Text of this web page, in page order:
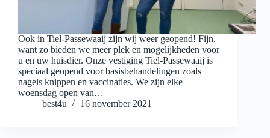
Ook in Tiel-Passewaaij zijn wij weer geopend! Fijn,
want zo bieden we meer plek en mogelijkheden voor
u en uw huisdier. Onze vestiging Tiel-Passewaaij is
speciaal geopend voor basisbehandelingen zoals
nagels knippen en vaccinaties. We zijn elke
woensdag open van…
best4u
16 november 2021